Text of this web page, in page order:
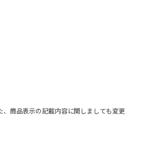
商品表示の記載内容に関しましても変更